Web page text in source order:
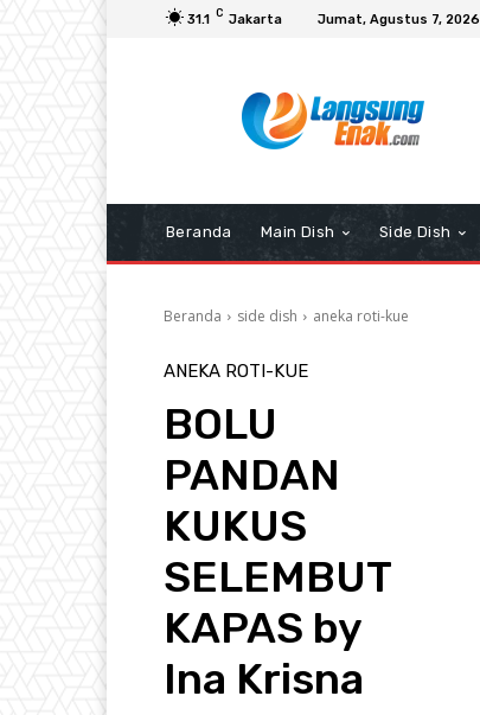
31.1 C Jakarta Jumat, Agustus 7, 2026
Beranda Main Dish Side Dish
Beranda side dish aneka roti-kue
ANEKA ROTI-KUE
BOLU
PANDAN
KUKUS
SELEMBUT
KAPAS by
Ina Krisna